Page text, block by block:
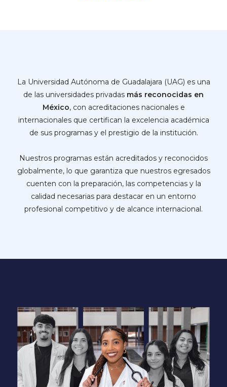
La Universidad Autónoma de Guadalajara (UAG) es una
de las universidades privadas más reconocidas en
México, con acreditaciones nacionales e
internacionales que certifican la excelencia académica
de sus programas y el prestigio de la institución.
Nuestros programas están acreditados y reconocidos
globalmente, lo que garantiza que nuestros egresados
cuenten con la preparación, las competencias y la
calidad necesarias para destacar en un entorno
profesional competitivo y de alcance internacional.